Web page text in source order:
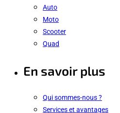
Auto
Moto
Scooter
Quad
En savoir plus
Qui sommes-nous ?
Services et avantages